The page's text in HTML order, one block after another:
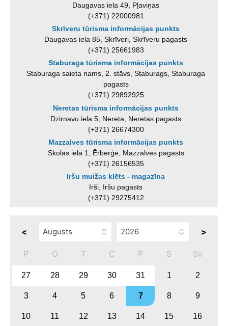
Daugavas iela 49, Pļaviņas
(+371) 22000981
Skrīveru tūrisma informācijas punkts
Daugavas iela 85, Skrīveri, Skrīveru pagasts
(+371) 25661983
Staburaga tūrisma informācijas punkts
Staburaga saieta nams, 2. stāvs, Staburags, Staburaga
pagasts
(+371) 29892925
Neretas tūrisma informācijas punkts
Dzirnavu iela 5, Nereta, Neretas pagasts
(+371) 26674300
Mazzalves tūrisma informācijas punkts
Skolas iela 1, Ērberģe, Mazzalves pagasts
(+371) 26156535
Iršu muižas klēts - magazīna
Irši, Iršu pagasts
(+371) 29275412
< >
P O T C P S Sv
27 28 29 30 31 1 2
3 4 5 6 7 8 9
10 11 12 13 14 15 16